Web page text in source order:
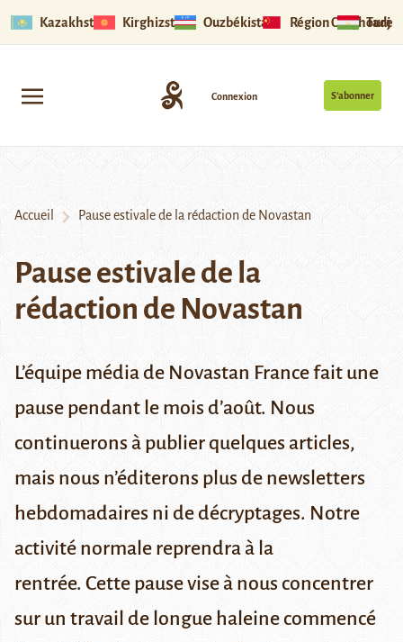
Kazakhstan Kirghizstan Ouzbékistan Région Ouïghoure
S’abonner
Connexion
Accueil Pause estivale de la rédaction de Novastan
Pause estivale de la
rédaction de Novastan
L’équipe média de Novastan France fait une
pause pendant le mois d’août. Nous
continuerons à publier quelques articles,
mais nous n’éditerons plus de newsletters
hebdomadaires ni de décryptages. Notre
activité normale reprendra à la
rentrée. Cette pause vise à nous concentrer
sur un travail de longue haleine commencé